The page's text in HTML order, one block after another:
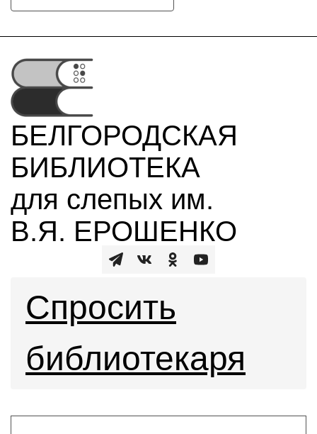
БЕЛГОРОДСКАЯ
БИБЛИОТЕКА
для слепых им.
В.Я. ЕРОШЕНКО
Спросить
библиотекаря